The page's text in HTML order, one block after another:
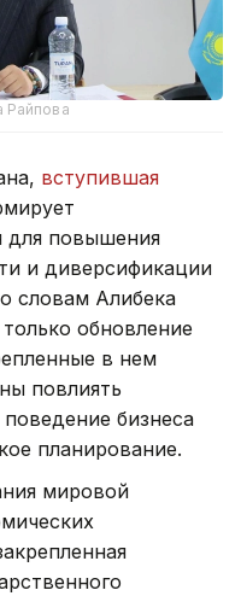
Райпова
вступившая
для повышения
и диверсификации
словам Алибека
обновление
в нем
повлиять
бизнеса
планирование.
мировой